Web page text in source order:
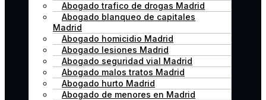
Abogado trafico de drogas Madrid
Abogado blanqueo de capitales
Madrid
Abogado homicidio Madrid
Abogado lesiones Madrid
Abogado seguridad vial Madrid
Abogado malos tratos Madrid
Abogado hurto Madrid
Abogado de menores en Madrid